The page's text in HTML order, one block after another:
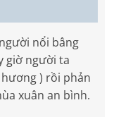
nổi bâng
giờ người ta
) rồi phản
xuân an bình.